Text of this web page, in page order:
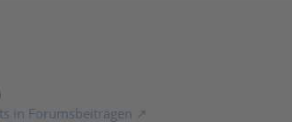
in Forumsbeiträgen